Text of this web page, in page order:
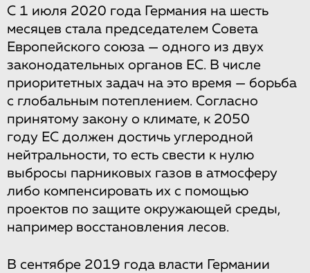
С 1 июля 2020 года Германия на шесть
месяцев стала председателем Совета
Европейского союза — одного из двух
законодательных органов ЕС. В числе
приоритетных задач на это время — борьба
с глобальным потеплением. Согласно
принятому закону о климате, к 2050
году ЕС должен достичь углеродной
нейтральности, то есть свести к нулю
выбросы парниковых газов в атмосферу
либо компенсировать их с помощью
проектов по защите окружающей среды,
например восстановления лесов.
В сентябре 2019 года власти Германии